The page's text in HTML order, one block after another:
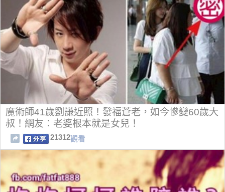
魔術師41歲劉謙近照！發福蒼老，如今慘變60歲大
叔！網友：老婆根本就是女兒！
21312觀看